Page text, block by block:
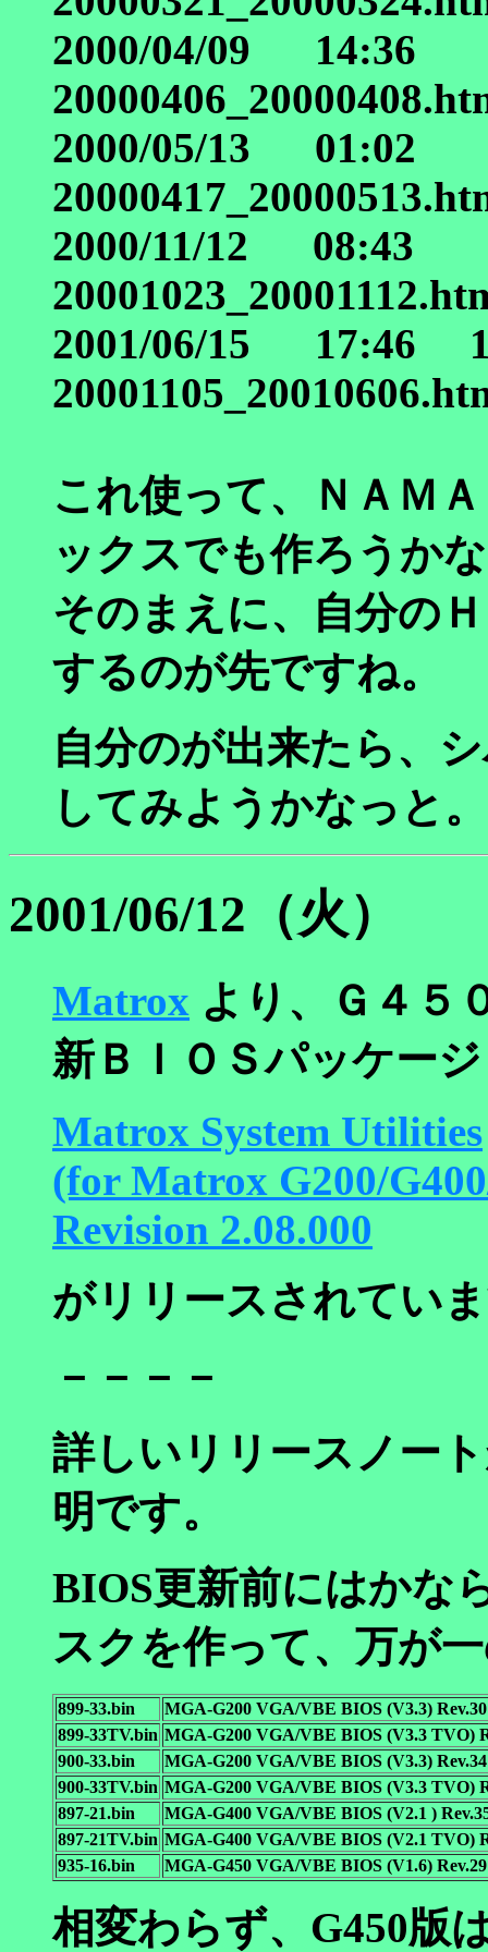
2000/04/09
2000/05/13
2000/11/12 08:43
2001/06/15 17:46
これ使って、
ＮＡＭ
ックスでも作ろうか
そのまえに、自分の
するのが先ですね。
自分のが出来たら、
してみようかなっと。
2001/06/12（火）
Matrox より、Ｇ４５
新ＢＩＯＳパッケージ
Matrox System Utilities
(for Matrox G200/
Revision 2.08.000
がリリースされてい
－－－－
詳しいリリースノー
明です。
BIOS更新前にはかな
スクを作って、万が
899-33.bin
MGA-G200 VGA/VBE BIOS (V3.3) Rev.30
899-33TV.bin MGA-G200 VGA/VBE BIOS (V3.3 TVO)
900-33.bin
MGA-G200 VGA/VBE BIOS (V3.3) Rev.34
900-33TV.bin MGA-G200 VGA/VBE BIOS (V3.3 TVO)
897-21.bin
MGA-G400 VGA/VBE BIOS (V2.1 )
897-21TV.bin MGA-G400 VGA/VBE BIOS (V2.1 TVO)
935-16.bin
MGA-G450 VGA/VBE BIOS (V1.6) Rev.29
相変わらず、G450版